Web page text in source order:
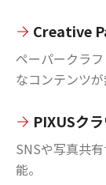
Creative
ペーパークラ
なコンテンツ
PIXUSク
SNSや写真共
能。